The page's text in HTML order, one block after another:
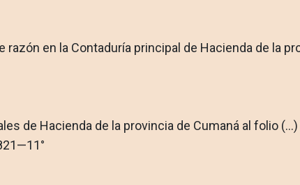
razón en la Contadu­ría principal de Hacienda de la
de Hacienda de la provincia de Cumaná al folio